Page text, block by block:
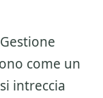
Gestione
come un
intreccia